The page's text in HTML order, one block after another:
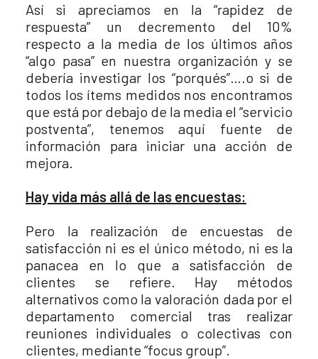
Así si apreciamos en la “rapidez de
respuesta” un decremento del 10%
respecto a la media de los últimos años
“algo pasa” en nuestra organización y se
debería investigar los “porqués”….o si de
todos los ítems medidos nos encontramos
que está por debajo de la media el “servicio
postventa”, tenemos aquí fuente de
información para iniciar una acción de
mejora.
Hay vida más allá de las encuestas:
Pero la realización de encuestas de
satisfacción ni es el único método, ni es la
panacea en lo que a satisfacción de
clientes se refiere. Hay métodos
alternativos como la valoración dada por el
departamento comercial tras realizar
reuniones individuales o colectivas con
clientes, mediante “focus group”.